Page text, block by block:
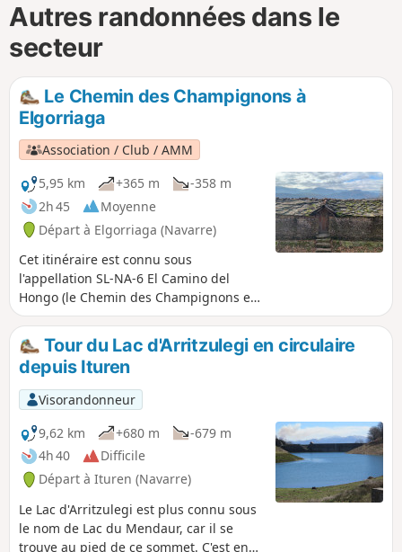
Autres randonnées dans le
secteur
Le Chemin des Champignons à
Elgorriaga
Association / Club / AMM
5,95 km
+365 m
-358 m
2h 45
Moyenne
Départ à Elgorriaga (Navarre)
Cet itinéraire est connu sous
l'appellation SL-NA-6 El Camino del
Hongo (le Chemin des Champignons en
espagnol). Il est repris ici pour être
utilisé avec Visorando.
Tour du Lac d'Arritzulegi en circulaire
depuis Ituren
Visorandonneur
9,62 km
+680 m
-679 m
4h 40
Difficile
Départ à Ituren (Navarre)
Le Lac d'Arritzulegi est plus connu sous
le nom de Lac du Mendaur, car il se
trouve au pied de ce sommet. C'est en